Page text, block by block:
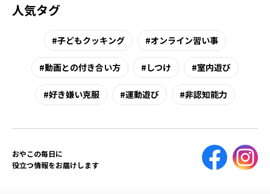
人気タグ
子どもクッキング オンライン習い事
動画との付き合い方 しつけ 室内遊び
好き嫌い克服 運動遊び 非認知能力
おやこの毎日に
役立つ情報をお届けします